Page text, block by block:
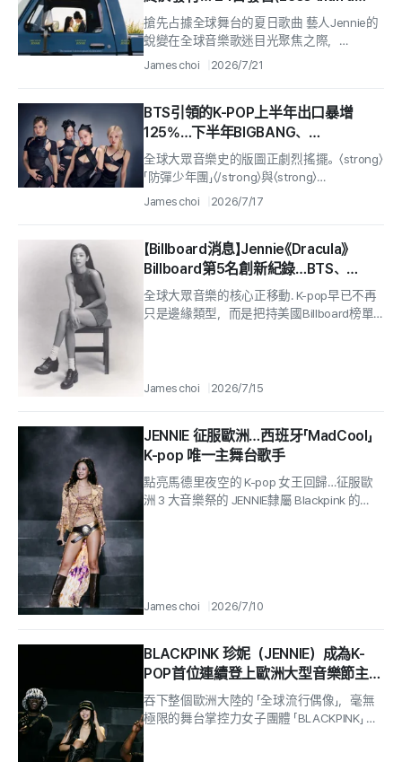
Lover〉
搶先占據全球舞台的夏日歌曲 藝人Jennie的
蛻變在全球音樂歌迷目光聚焦之際，
「BLACKPINK的Jennie」終於宣告迎來嶄新的
James choi 2026/7/21
BTS引領的K-POP上半年出口暴增
125%…下半年BIGBANG、
SEVENTEEN與Stray Kids登場
全球大眾音樂史的版圖正劇烈搖擺。〈strong〉
「防彈少年團」〈/strong〉與〈strong〉
「BLACKPINK」〈/strong〉等超級藝人的壓倒性
James choi 2026/7/17
【Billboard消息】Jennie《Dracula》
Billboard第5名創新紀錄…BTS、
SEVENTEEN包辦榜單
全球大眾音樂的核心正移動. K-pop早已不再
只是邊緣類型，而是把持美國Billboard榜單
James choi 2026/7/15
JENNIE 征服歐洲…西班牙「MadCool」
K-pop 唯一主舞台歌手
點亮馬德里夜空的 K-pop 女王回歸…征服歐
洲 3 大音樂祭的 JENNIE隸屬 Blackpink 的
James choi 2026/7/10
BLACKPINK 珍妮（JENNIE）成為K-
POP首位連續登上歐洲大型音樂節主舞
台的藝人
吞下整個歐洲大陸的 「全球流行偶像」，毫無
極限的舞台掌控力女子團體 「BLACKPINK」 的